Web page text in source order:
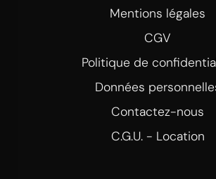
Mentions légales
CGV
Politique de
Données
Contactez-nous
C.G.U. - Location